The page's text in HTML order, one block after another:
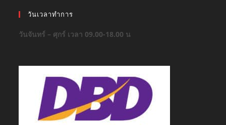
วันเวลาทำการ
วันจันทร์ – ศุกร์ เวลา 09.00-18.00 น